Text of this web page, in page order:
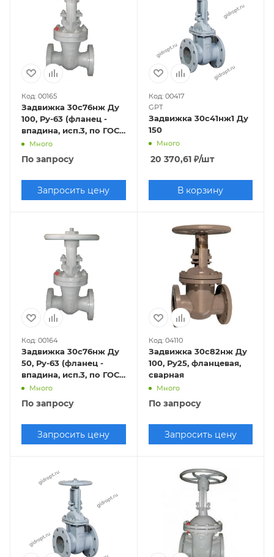
Код: 00165
Задвижка 30с76нж Ду
100, Ру-63 (фланец -
впадина, исп.3, по ГОСТ
33259-2015 исп.- "F")
Много
По запросу
Запросить цену
Код: 00417
GPT
Задвижка 30с41нж1 Ду
150
Много
20 370,61₽/шт
В корзину
Код: 00164
Задвижка 30с76нж Ду
50, Ру-63 (фланец -
впадина, исп.3, по ГОСТ
33259-2015 исп.- "F")
Много
По запросу
Запросить цену
Код: 04110
Задвижка 30с82нж Ду
100, Ру25, фланцевая,
сварная
Много
По запросу
Запросить цену